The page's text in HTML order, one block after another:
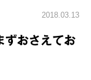
2018.03.13
ずおさえてお